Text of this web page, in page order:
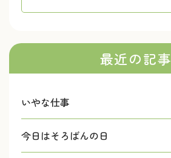
最近の記事
いやな仕事
今日はそろばんの日